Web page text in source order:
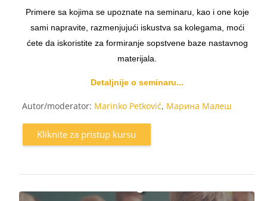
Primere sa kojima se upoznate na seminaru, kao i one koje
sami napravite, razmenjujući iskustva sa kolegama, moći
ćete da iskoristite za formiranje sopstvene baze nastavnog
materijala.
Detaljnije o seminaru...
Autor/moderator: Marinko Petković, Марина Малеш
Kliknite za pristup kursu